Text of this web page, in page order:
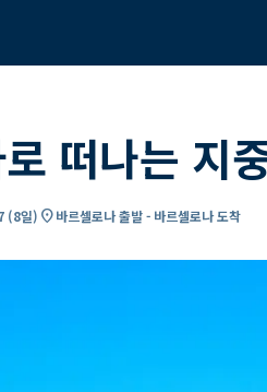
떠나는 지
(8일) location_on바르셀로나 출발 - 바르셀로나 도착